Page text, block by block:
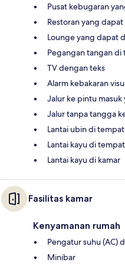
Pusat kebugaran
Restoran yang
Lounge yang dapat
Pegangan tangan di
TV dengan teks
Alarm kebakaran
Jalur ke pintu
Jalur tanpa tangga
Lantai ubin di
Lantai kayu di
Lantai kayu di kamar
Fasilitas kamar
Kenyamanan rumah
Pengatur suhu (AC)
Minibar